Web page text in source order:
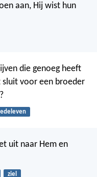
aan, Hij wist hun
die genoeg heeft
voor een broeder
uit naar Hem en
ziel